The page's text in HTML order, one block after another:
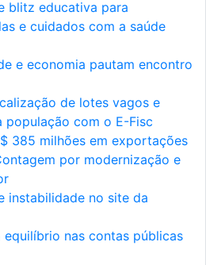
blitz educativa para
e cuidados com a saúde
e economia pautam encontro
de lotes vagos e
com o E-Fisc
385 milhões em exportações
por modernização e
instabilidade no site da
equilíbrio nas contas públicas